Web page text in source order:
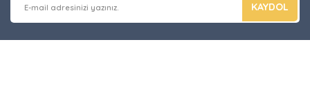
KAYDOL